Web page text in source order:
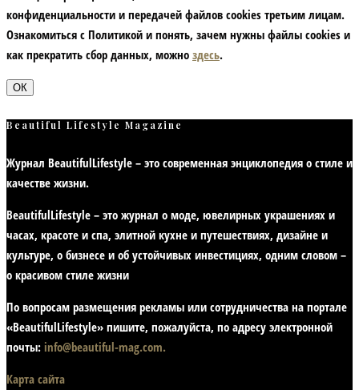
конфиденциальности и передачей файлов cookies третьим лицам.
Ознакомиться с Политикой и понять, зачем нужны файлы сookies и
как прекратить сбор данных, можно здесь.
ОК
Beautiful Lifestyle Magazine
Журнал BeautifulLifestyle – это современная энциклопедия о стиле и
качестве жизни.
BeautifulLifestyle – это журнал о моде, ювелирных украшениях и
часах, красоте и спа, элитной кухне и путешествиях, дизайне и
культуре, о бизнесе и об устойчивых инвестициях, одним словом –
о красивом стиле жизни
По вопросам размещения рекламы или сотрудничества на портале
«BeautifulLifestyle» пишите, пожалуйста, по адресу электронной
почты: info@beautiful-mag.com.
Карта сайта